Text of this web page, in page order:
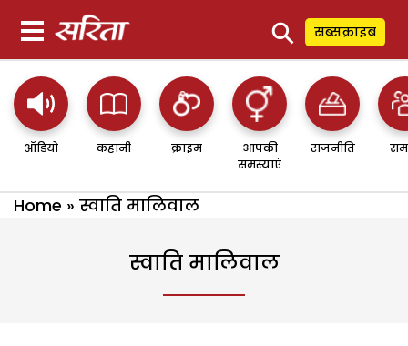
⚲ सब्सक्राइब
ऑडियो कहानी क्राइम
आपकी
समस्याएं
राजनीति
Home » स्वाति मालिवाल
स्वाति मालिवाल